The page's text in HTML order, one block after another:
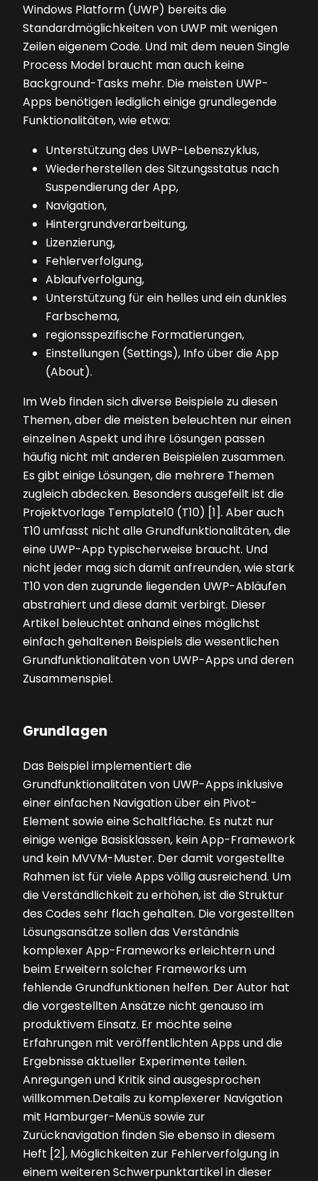
Windows Platform (UWP) bereits die
Standardmöglichkeiten von UWP mit wenigen
Zeilen eigenem Code. Und mit dem neuen Single
Process Model braucht man auch keine
Background-Tasks mehr. Die meisten UWP-
Apps benötigen lediglich einige grundlegende
Funktionalitäten, wie etwa:
Unterstützung des UWP-Lebenszyklus,
Wiederherstellen des Sitzungsstatus nach
Suspendierung der App,
Navigation,
Hintergrundverarbeitung,
Lizenzierung,
Fehlerverfolgung,
Ablaufverfolgung,
Unterstützung für ein helles und ein dunkles
Farbschema,
regionsspezifische Formatierungen,
Einstellungen (Settings), Info über die App
(About).
Im Web finden sich diverse Beispiele zu diesen
Themen, aber die meisten beleuchten nur einen
einzelnen Aspekt und ihre Lösungen passen
häufig nicht mit anderen Beispielen zusammen.
Es gibt einige Lösungen, die mehrere Themen
zugleich abdecken. Besonders ausgefeilt ist die
Projektvorlage Template10 (T10) [1]. Aber auch
T10 umfasst nicht alle Grundfunktionalitäten, die
eine UWP-App typischerweise braucht. Und
nicht jeder mag sich damit anfreunden, wie stark
T10 von den zugrunde liegenden UWP-Abläufen
abstrahiert und diese damit verbirgt. Dieser
Artikel beleuchtet anhand eines möglichst
einfach gehaltenen Beispiels die wesentlichen
Grundfunktionalitäten von UWP-Apps und deren
Zusammenspiel.
Grundlagen
Das Beispiel implementiert die
Grundfunktionalitäten von UWP-Apps inklusive
einer einfachen Navigation über ein Pivot-
Element sowie eine Schaltfläche. Es nutzt nur
einige wenige Basisklassen, kein App-Framework
und kein MVVM-Muster. Der damit vorgestellte
Rahmen ist für viele Apps völlig ausreichend. Um
die Verständlichkeit zu erhöhen, ist die Struktur
des Codes sehr flach gehalten. Die vorgestellten
Lösungsansätze sollen das Verständnis
komplexer App-Frameworks erleichtern und
beim Erweitern solcher Frameworks um
fehlende Grundfunktionen helfen. Der Autor hat
die vorgestellten Ansätze nicht genauso im
produktivem Einsatz. Er möchte seine
Erfahrungen mit veröffentlichten Apps und die
Ergebnisse aktueller Experimente teilen.
Anregungen und Kritik sind ausgesprochen
willkommen.Details zu komplexerer Navigation
mit Hamburger-Menüs sowie zur
Zurücknavigation finden Sie ebenso in diesem
Heft [2], Möglichkeiten zur Fehlerverfolgung in
einem weiteren Schwerpunktartikel in dieser